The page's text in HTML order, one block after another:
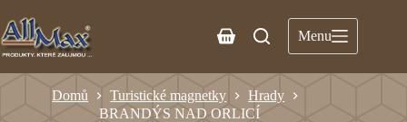
Menu
Domů Turistické magnetky
Hrady
BRANDÝS NAD ORLICÍ